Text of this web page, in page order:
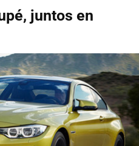
juntos en